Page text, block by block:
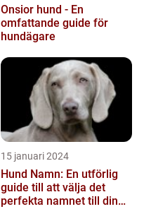
Onsior hund - En
omfattande guide för
hundägare
15 januari 2024
Hund Namn: En utförlig
guide till att välja det
perfekta namnet till din